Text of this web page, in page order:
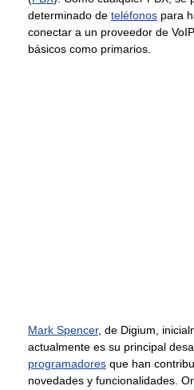
determinado de teléfonos para
conectar a un proveedor de
básicos como primarios.
Mark Spencer, de Digium,
actualmente es su principal
programadores que han
novedades y funcionalidades.